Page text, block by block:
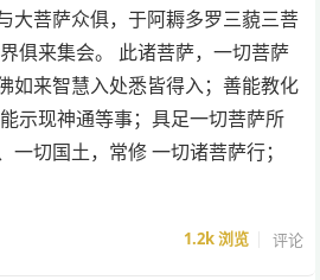
大菩萨众俱，于阿耨多罗三藐三菩
俱来集会。 此诸菩萨，一切菩萨
如来智慧入处悉皆得入；善能教化
示现神通等事；具足一切菩萨所
一切国土，常修 一切诸菩萨行；
1.2k浏览 评论